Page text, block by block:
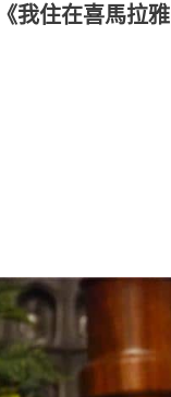
我住在喜馬拉雅